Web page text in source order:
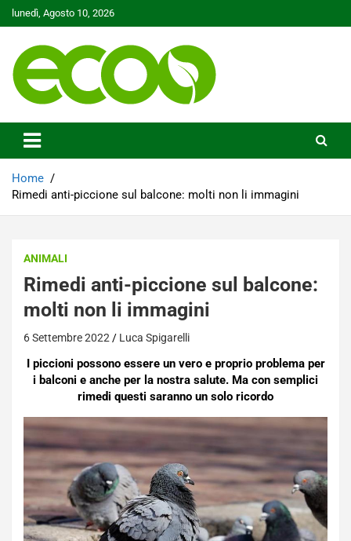
Skip
to
lunedì, Agosto 10, 2026
Ecoo.it
Home
Rimedi anti-piccione sul balcone: molti non li immagini
ANIMALI
Rimedi anti-piccione sul balcone:
molti non li immagini
6 Settembre 2022 Luca Spigarelli
I piccioni possono essere un vero e proprio problema per
i balconi e anche per la nostra salute. Ma con semplici
rimedi questi saranno un solo ricordo